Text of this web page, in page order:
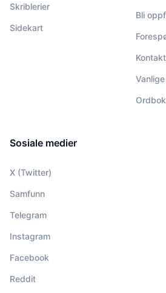
Skriblerier
Sidekart
Bli
Ordbok
Sosiale medier
X (Twitter)
Samfunn
Telegram
Instagram
Facebook
Reddit